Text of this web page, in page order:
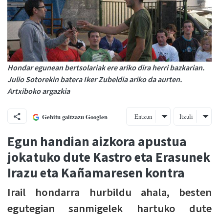
Hondar egunean bertsolariak ere ariko dira herri bazkarian.
Julio Sotorekin batera Iker Zubeldia ariko da aurten.
Artxiboko argazkia
Gehitu gaitzazu Googlen Entzun Itzuli
Egun handian aizkora apustua
jokatuko dute Kastro eta Erasunek
Irazu eta Kañamaresen kontra
Irail hondarra hurbildu ahala, besten
egutegian sanmigelek hartuko dute